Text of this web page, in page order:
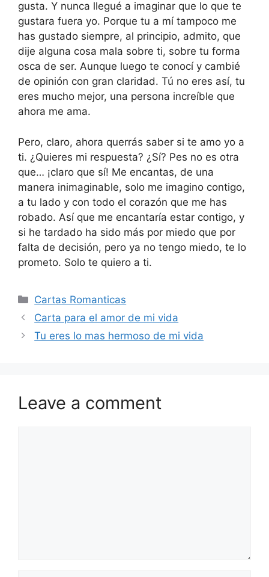
gusta. Y nunca llegué a imaginar que lo que te
gustara fuera yo. Porque tu a mí tampoco me
has gustado siempre, al principio, admito, que
dije alguna cosa mala sobre ti, sobre tu forma
osca de ser. Aunque luego te conocí y cambié
de opinión con gran claridad. Tú no eres así, tu
eres mucho mejor, una persona increíble que
ahora me ama.
Pero, claro, ahora querrás saber si te amo yo a
ti. ¿Quieres mi respuesta? ¿Sí? Pes no es otra
que… ¡claro que sí! Me encantas, de una
manera inimaginable, solo me imagino contigo,
a tu lado y con todo el corazón que me has
robado. Así que me encantaría estar contigo, y
si he tardado ha sido más por miedo que por
falta de decisión, pero ya no tengo miedo, te lo
prometo. Solo te quiero a ti.
Categories
Cartas Romanticas
Carta para el amor de mi vida
Tu eres lo mas hermoso de mi vida
Leave a comment